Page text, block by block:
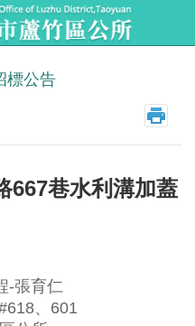
標公告
667巷水利溝加蓋
-張育仁
、601